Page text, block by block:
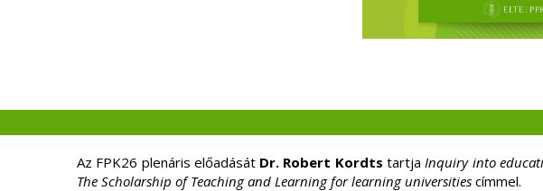
Az FPK26 plenáris előadását Dr. Robert Kordts tartjaInquiry into
The Scholarship of Teaching and Learning for learning universities címmel.